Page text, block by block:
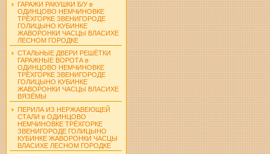
ГАРАЖИ РАКУШКИ Б/У в
ОДИНЦОВО НЕМЧИНОВКЕ
ТРЁХГОРКЕ ЗВЕНИГОРОДЕ
ГОЛИЦЫНО КУБИНКЕ
ЖАВОРОНКИ ЧАСЦЫ ВЛАСИХЕ
ЛЕСНОМ ГОРОДКЕ
СТАЛЬНЫЕ ДВЕРИ РЕШЁТКИ
ГАРАЖНЫЕ ВОРОТА в
ОДИНЦОВО НЕМЧИНОВКЕ
ТРЁХГОРКЕ ЗВЕНИГОРОДЕ
ГОЛИЦЫНО КУБИНКЕ
ЖАВОРОНКИ ЧАСЦЫ ВЛАСИХЕ
ВЯЗЁМЫ
ПЕРИЛА ИЗ НЕРЖАВЕЮЩЕЙ
СТАЛИ в ОДИНЦОВО
НЕМЧИНОВКЕ ТРЁХГОРКЕ
ЗВЕНИГОРОДЕ ГОЛИЦЫНО
КУБИНКЕ ЖАВОРОНКИ ЧАСЦЫ
ВЛАСИХЕ ЛЕСНОМ ГОРОДКЕ